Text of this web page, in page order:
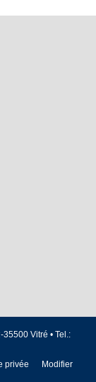
Vitré • Tel.:
privée
Modifier